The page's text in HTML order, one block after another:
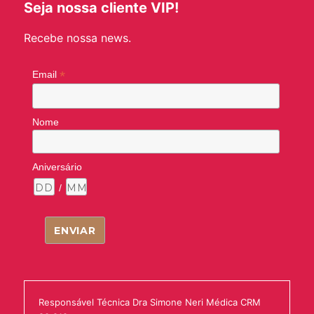
Seja nossa cliente VIP!
Recebe nossa news.
Email *
Nome
Aniversário
/
Responsável Técnica Dra Simone Neri Médica CRM